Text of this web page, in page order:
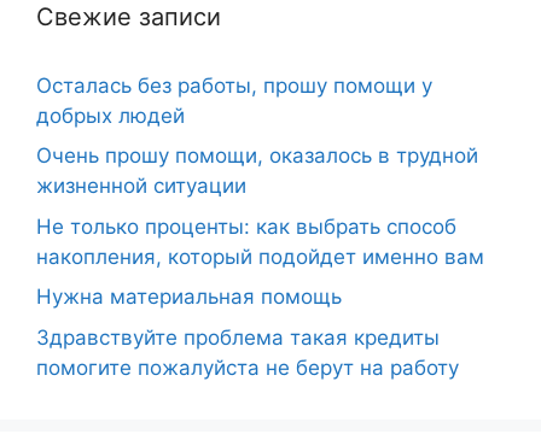
Свежие записи
Осталась без работы, прошу помощи у
добрых людей
Очень прошу помощи, оказалось в трудной
жизненной ситуации
Не только проценты: как выбрать способ
накопления, который подойдет именно вам
Нужна материальная помощь
Здравствуйте проблема такая кредиты
помогите пожалуйста не берут на работу